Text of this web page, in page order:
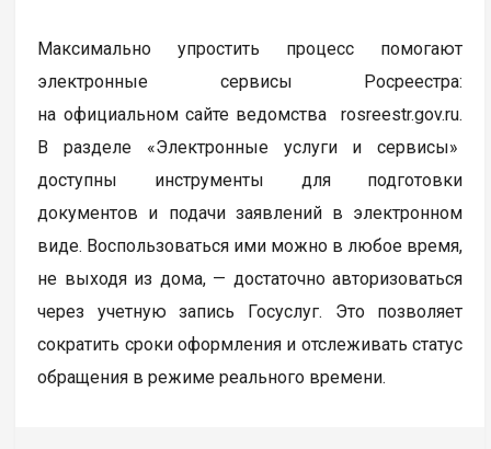
Максимально упростить процесс помогают
электронные сервисы Росреестра:
на официальном сайте ведомства rosreestr.gov.ru.
В разделе «Электронные услуги и сервисы»
доступны инструменты для подготовки
документов и подачи заявлений в электронном
виде. Воспользоваться ими можно в любое время,
не выходя из дома, — достаточно авторизоваться
через учетную запись Госуслуг. Это позволяет
сократить сроки оформления и отслеживать статус
обращения в режиме реального времени.